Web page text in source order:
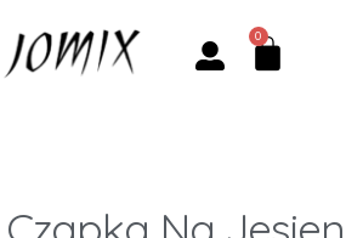
0
Cart